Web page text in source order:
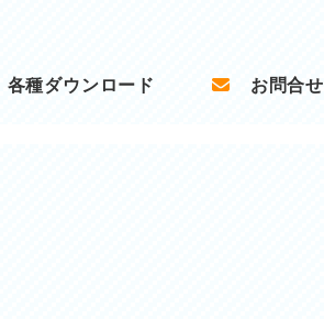
各種ダウンロード お問合せ